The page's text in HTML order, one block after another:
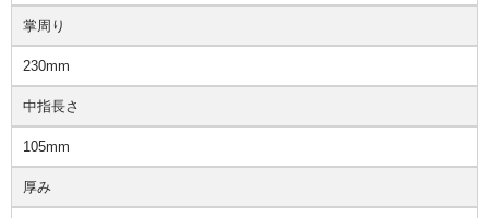
掌周り
230mm
中指長さ
105mm
厚み